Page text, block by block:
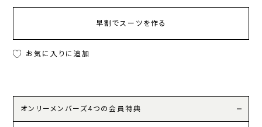
早割でスーツを作る
お気に入りに追加
オンリーメンバーズ4つの会員特典